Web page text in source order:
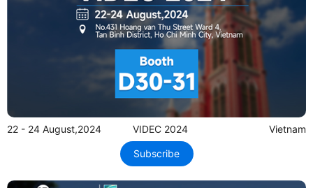
22 - 24 August,2024 VIDEC 2024 Vietnam
Subscribe